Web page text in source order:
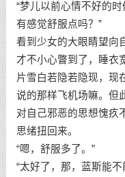
“梦儿以前心情不好的
有感觉舒服点吗？”
看到少女的大眼睛望向
才不小心瞥到了，睡衣
片雪白若隐若隐现，
说的那样飞机场嘛。但
对自己邪恶的思想愧疚
思绪扭回来。
“嗯，舒服多了。”
“太好了，那，蓝斯能